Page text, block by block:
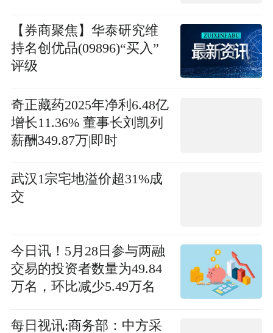
【券商聚焦】华泰研究维
持名创优品(09896)“买入”
评级
奇正藏药2025年净利6.48亿
增长11.36% 董事长刘凯列
薪酬349.87万|即时
武汉1宗宅地溢价超31%成
交
今日讯！5月28日参与两融
交易的投资者数量为49.84
万名，环比减少5.49万名
每日视讯:商务部：中方采